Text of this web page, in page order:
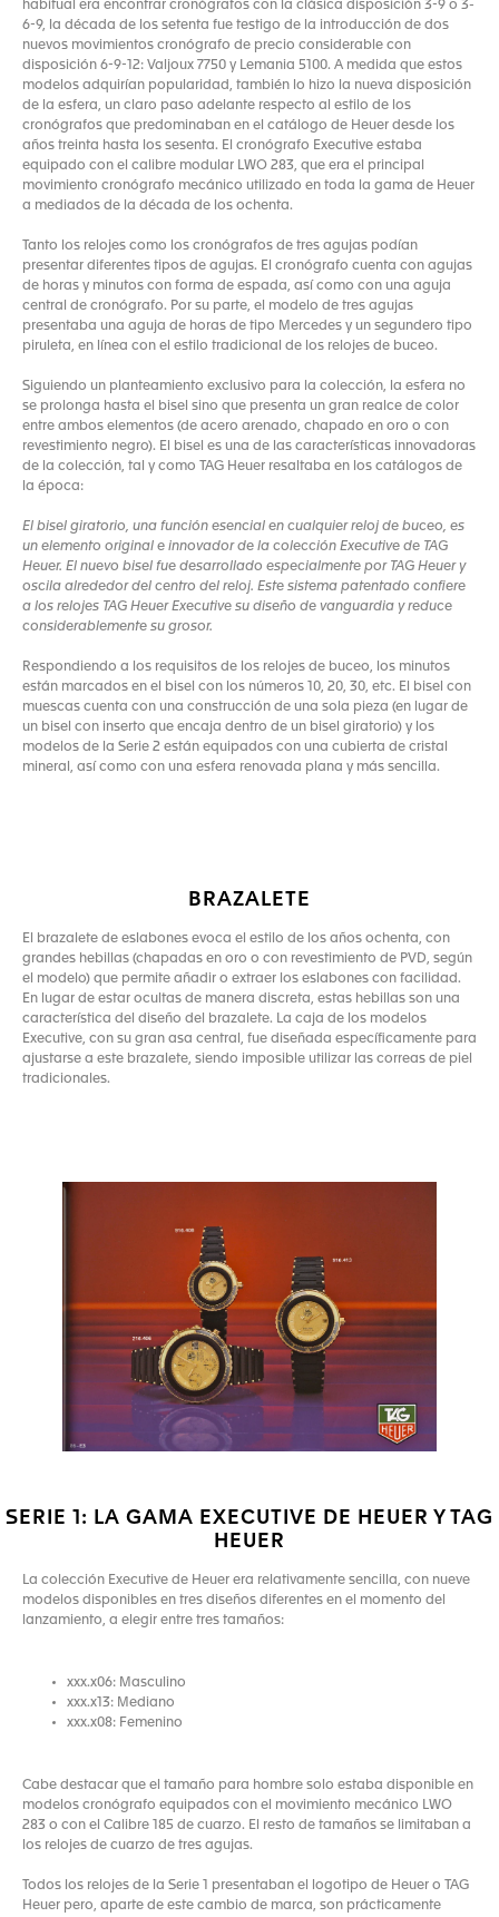
habitual era encontrar cronógrafos con la clásica disposición 3-9 o 3-
6-9, la década de los setenta fue testigo de la introducción de dos
nuevos movimientos cronógrafo de precio considerable con
disposición 6-9-12: Valjoux 7750 y Lemania 5100. A medida que estos
modelos adquirían popularidad, también lo hizo la nueva disposición
de la esfera, un claro paso adelante respecto al estilo de los
cronógrafos que predominaban en el catálogo de Heuer desde los
años treinta hasta los sesenta. El cronógrafo Executive estaba
equipado con el calibre modular LWO 283, que era el principal
movimiento cronógrafo mecánico utilizado en toda la gama de Heuer
a mediados de la década de los ochenta.
Tanto los relojes como los cronógrafos de tres agujas podían
presentar diferentes tipos de agujas. El cronógrafo cuenta con agujas
de horas y minutos con forma de espada, así como con una aguja
central de cronógrafo. Por su parte, el modelo de tres agujas
presentaba una aguja de horas de tipo Mercedes y un segundero tipo
piruleta, en línea con el estilo tradicional de los relojes de buceo.
Siguiendo un planteamiento exclusivo para la colección, la esfera no
se prolonga hasta el bisel sino que presenta un gran realce de color
entre ambos elementos (de acero arenado, chapado en oro o con
revestimiento negro). El bisel es una de las características innovadoras
de la colección, tal y como TAG Heuer resaltaba en los catálogos de
la época:
El bisel giratorio, una función esencial en cualquier reloj de buceo, es
un elemento original e innovador de la colección Executive de TAG
Heuer. El nuevo bisel fue desarrollado especialmente por TAG Heuer y
oscila alrededor del centro del reloj. Este sistema patentado confiere
a los relojes TAG Heuer Executive su diseño de vanguardia y reduce
considerablemente su grosor.
Respondiendo a los requisitos de los relojes de buceo, los minutos
están marcados en el bisel con los números 10, 20, 30, etc. El bisel con
muescas cuenta con una construcción de una sola pieza (en lugar de
un bisel con inserto que encaja dentro de un bisel giratorio) y los
modelos de la Serie 2 están equipados con una cubierta de cristal
mineral, así como con una esfera renovada plana y más sencilla.
BRAZALETE
El brazalete de eslabones evoca el estilo de los años ochenta, con
grandes hebillas (chapadas en oro o con revestimiento de PVD, según
el modelo) que permite añadir o extraer los eslabones con facilidad.
En lugar de estar ocultas de manera discreta, estas hebillas son una
característica del diseño del brazalete. La caja de los modelos
Executive, con su gran asa central, fue diseñada específicamente para
ajustarse a este brazalete, siendo imposible utilizar las correas de piel
tradicionales.
SERIE 1: LA GAMA EXECUTIVE DE HEUER Y TAG
HEUER
La colección Executive de Heuer era relativamente sencilla, con nueve
modelos disponibles en tres diseños diferentes en el momento del
lanzamiento, a elegir entre tres tamaños:
xxx.x06: Masculino
xxx.x13: Mediano
xxx.x08: Femenino
Cabe destacar que el tamaño para hombre solo estaba disponible en
modelos cronógrafo equipados con el movimiento mecánico LWO
283 o con el Calibre 185 de cuarzo. El resto de tamaños se limitaban a
los relojes de cuarzo de tres agujas.
Todos los relojes de la Serie 1 presentaban el logotipo de Heuer o TAG
Heuer pero, aparte de este cambio de marca, son prácticamente